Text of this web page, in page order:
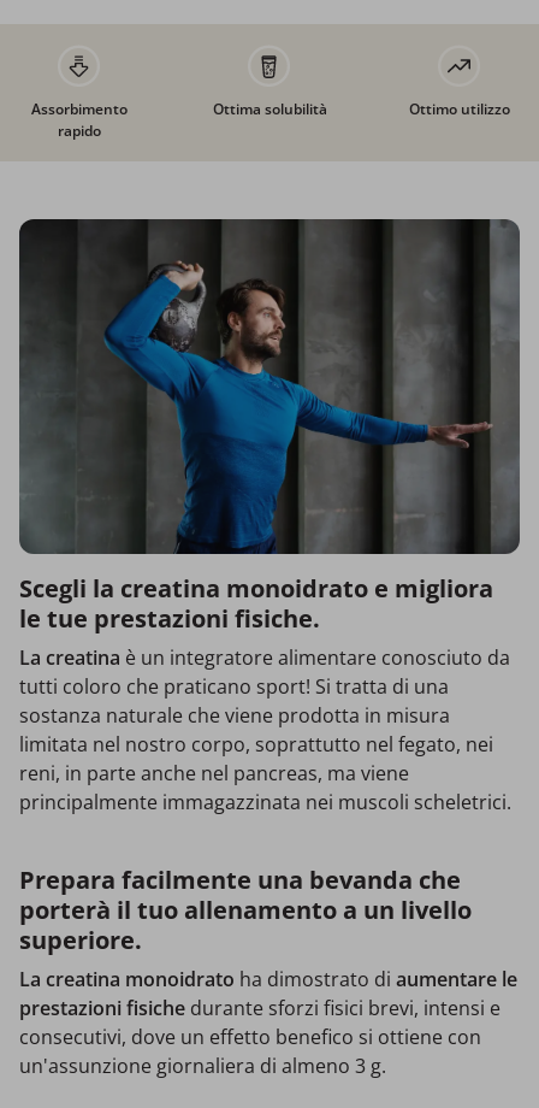
Assorbimento
rapido
Ottima solubilità Ottimo utilizzo
Scegli la creatina monoidrato e migliora
le tue prestazioni fisiche.
La creatina è un integratore alimentare conosciuto da
tutti coloro che praticano sport! Si tratta di una
sostanza naturale che viene prodotta in misura
limitata nel nostro corpo, soprattutto nel fegato, nei
reni, in parte anche nel pancreas, ma viene
principalmente immagazzinata nei muscoli scheletrici.
Prepara facilmente una bevanda che
porterà il tuo allenamento a un livello
superiore.
La creatina monoidrato ha dimostrato di aumentare le
prestazioni fisiche durante sforzi fisici brevi, intensi e
consecutivi, dove un effetto benefico si ottiene con
un'assunzione giornaliera di almeno 3 g.